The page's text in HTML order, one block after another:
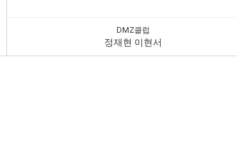
DMZ클럽
정재현 이현서